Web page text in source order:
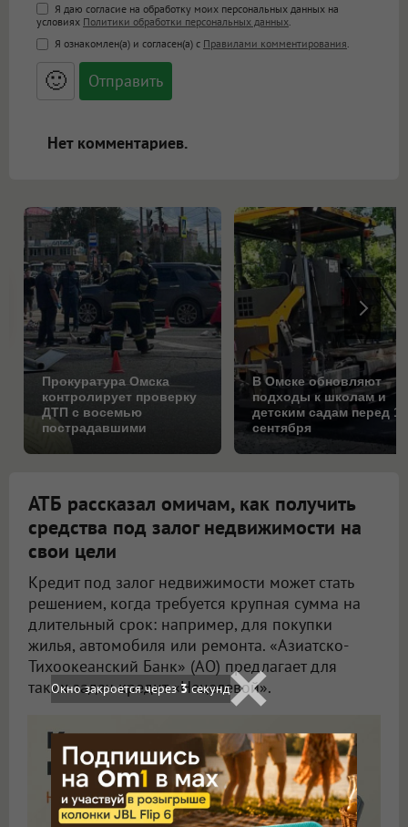
Поддержка HTML
<b>, <strong>, <u>, <i>, <em>, <s>, <big>,
<small>, <sup>, <sub>, <pre>, <ul>, <ol>, <li>,
<blockquote>, <code> экранирует HTML,
адреса URL автоматически становятся
ссылками, и [img]адрес[/img] будет
Я даю согласие на обработку моих персональных данных на
условиях Политики обработки персональных данных.
Я ознакомлен(а) и согласен(а) с Правилами комментирования.
🙂
Нет комментариев.
Прокуратура Омска
контролирует проверку
ДТП с восемью
пострадавшими
В Омске обновляют
подходы к школам и
детским садам перед 1
сентября
АТБ рассказал омичам, как получить
средства под залог недвижимости на
свои цели
Кредит под залог недвижимости может стать
решением, когда требуется крупная сумма на
длительный срок: например, для покупки
жилья, автомобиля или ремонта. «Азиатско-
Тихоокеанский Банк» (АО) предлагает для
таких задач кредит «Нецелевой».
Окно закроется через1секунд